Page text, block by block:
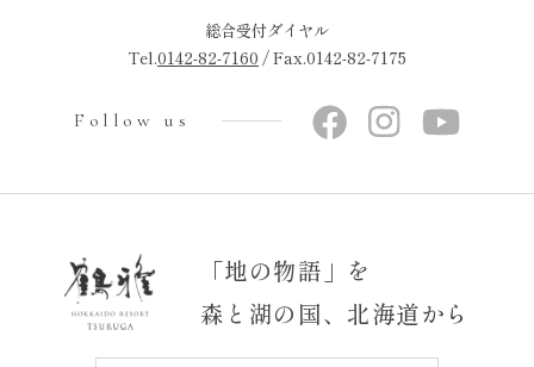
総合受付ダイヤル
Tel.0142-82-7160 / Fax.0142-82-7175
Follow us
「地の物語」を
森と湖の国、北海道から